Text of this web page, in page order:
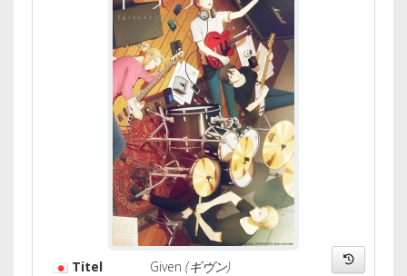
Titel Given (ギヴン)